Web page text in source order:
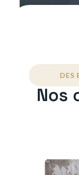
DES
Nos